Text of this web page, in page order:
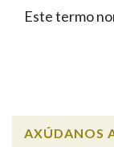
Facebook
TwitterYoutube
BUSCAR NOS
Remata por
Este termo
AXÚDANOS